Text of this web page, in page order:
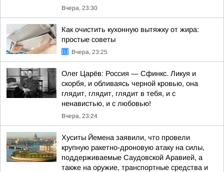
Вчера, 23:30
Как очистить кухонную вытяжку от жира:
простые советы
Вчера, 23:25
Олег Царёв: Россия — Сфинкс. Ликуя и
скорбя, и обливаясь черной кровью, она
глядит, глядит, глядит в тебя, и с
ненавистью, и с любовью!
Вчера, 23:24
Хуситы Йемена заявили, что провели
крупную ракетно-дроновую атаку на силы,
поддерживаемые Саудовской Аравией, а
также на оружие, транспортные средства и